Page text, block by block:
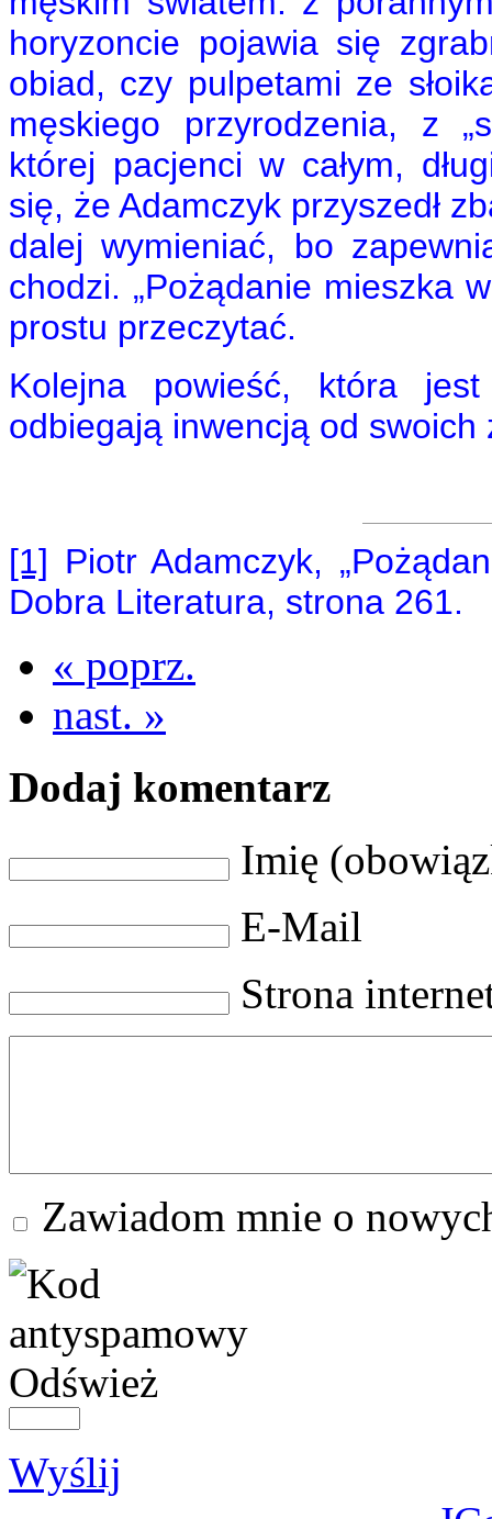
horyzoncie pojawia się
obiad, czy pulpetami ze
męskiego przyrodzenia, z
której pacjenci w całym,
się, że Adamczyk przyszedł
dalej wymieniać, bo
chodzi. „Pożądanie mieszka
prostu przeczytać.
Kolejna powieść, która
odbiegają inwencją od
[1] Piotr Adamczyk,
Dobra Literatura, strona 261.
« poprz.
nast. »
Dodaj komentarz
Imię
E-Mail
Strona
Zawiadom mnie o
Odśwież
Wyślij